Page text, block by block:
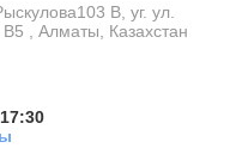
В, уг. ул.
, Алматы, Казахстан